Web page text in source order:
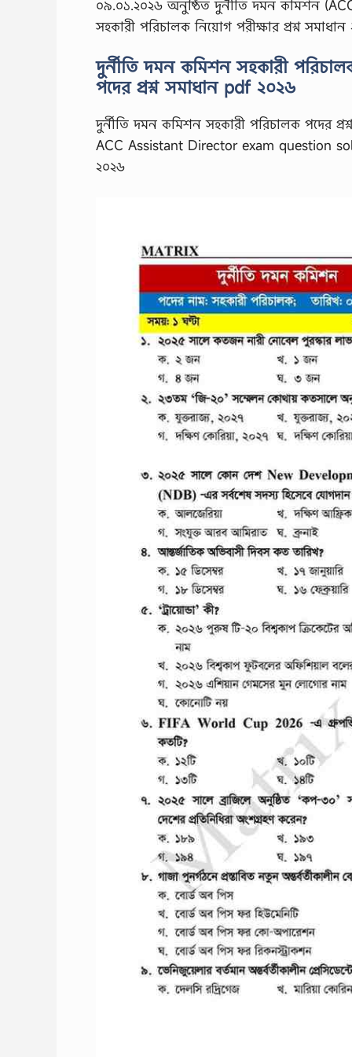
০৯.০১.২০২৬ অনুষ্ঠিত দুর্নীতি দমন কমিশন
সহকারী পরিচালক নিয়োগ পরীক্ষার প্রশ্ন
দুর্নীতি দমন কমিশন সহকারী
পদের প্রশ্ন সমাধান pdf ২০২৬
দুর্নীতি দমন কমিশন সহকারী পরিচালক পদের
ACC Assistant Director exam question
২০২৬